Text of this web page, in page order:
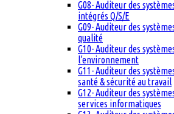
G08- Auditeur des
intégrés Q/S/E
G09- Auditeur des
qualité
G10- Auditeur des
l’environnement
G11- Auditeur des
santé & sécurité au travail
G12- Auditeur des
services informatiques